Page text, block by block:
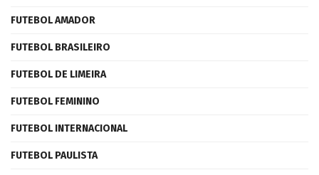
FUTEBOL AMADOR
FUTEBOL BRASILEIRO
FUTEBOL DE LIMEIRA
FUTEBOL FEMININO
FUTEBOL INTERNACIONAL
FUTEBOL PAULISTA